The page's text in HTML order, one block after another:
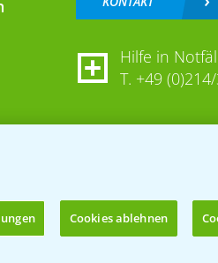
Hilfe in
T. +49
Cookies ablehnen